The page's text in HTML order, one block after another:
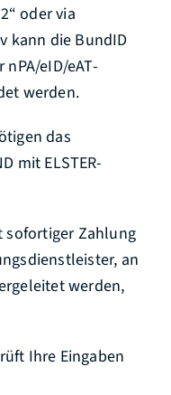
oder via
kann die BundID
eID/eAT-
werden.
das
mit ELSTER-
sofortiger Zahlung
an
werden,
Ihre Eingaben